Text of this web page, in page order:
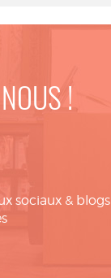
!
sociaux & blogs